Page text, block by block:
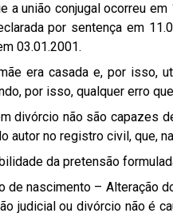
união conjugal ocorreu
por sentença em
03.01.2001.
era casada e, por isso,
por isso, qualquer erro
divórcio não são capazes
autor no registro civil, que,
da pretensão
nascimento – Alteração
judicial ou divórcio não é